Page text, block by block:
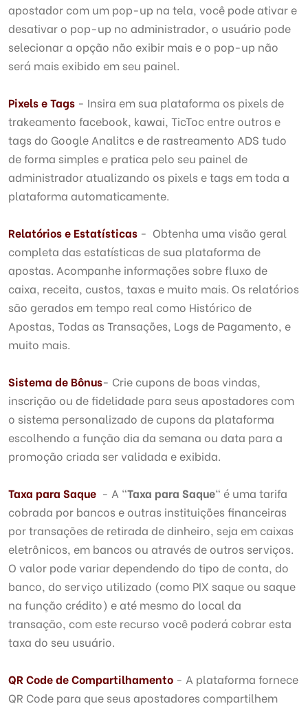
apostador com um pop-up na tela, você pode ativar e
desativar o pop-up no administrador, o usuário pode
selecionar a opção não exibir mais e o pop-up não
será mais exibido em seu painel.
Pixels e Tags - Insira em sua plataforma os pixels de
trakeamento facebook, kawai, TicToc entre outros e
tags do Google Analitcs e de rastreamento ADS tudo
de forma simples e pratica pelo seu painel de
administrador atualizando os pixels e tags em toda a
plataforma automaticamente.
Relatórios e Estatísticas - Obtenha uma visão geral
completa das estatísticas de sua plataforma de
apostas. Acompanhe informações sobre fluxo de
caixa, receita, custos, taxas e muito mais. Os relatórios
são gerados em tempo real como Histórico de
Apostas, Todas as Transações, Logs de Pagamento, e
muito mais.
Sistema de Bônus- Crie cupons de boas vindas,
inscrição ou de fidelidade para seus apostadores com
o sistema personalizado de cupons da plataforma
escolhendo a função dia da semana ou data para a
promoção criada ser validada e exibida.
Taxa para Saque - A "Taxa para Saque" é uma tarifa
cobrada por bancos e outras instituições financeiras
por transações de retirada de dinheiro, seja em caixas
eletrônicos, em bancos ou através de outros serviços.
O valor pode variar dependendo do tipo de conta, do
banco, do serviço utilizado (como PIX saque ou saque
na função crédito) e até mesmo do local da
transação, com este recurso você poderá cobrar esta
taxa do seu usuário.
QR Code de Compartilhamento - A plataforma fornece
QR Code para que seus apostadores compartilhem